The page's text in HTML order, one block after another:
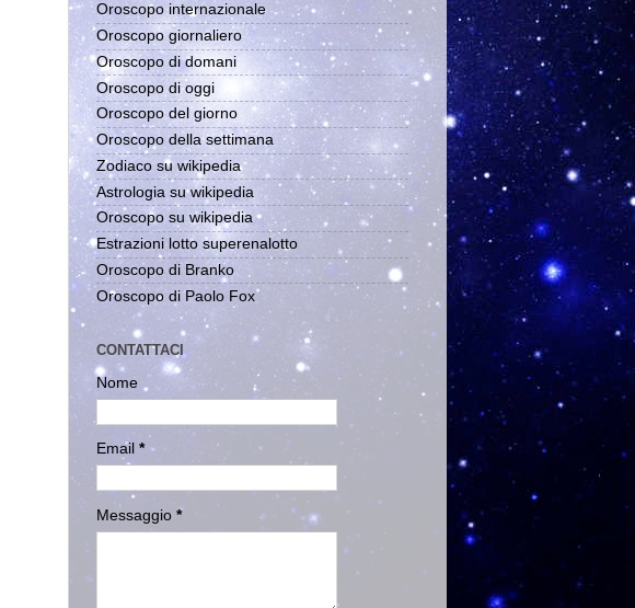
Oroscopo internazionale
Oroscopo giornaliero
Oroscopo di domani
Oroscopo di oggi
Oroscopo del giorno
Oroscopo della settimana
Zodiaco su wikipedia
Astrologia su wikipedia
Oroscopo su wikipedia
Estrazioni lotto superenalotto
Oroscopo di Branko
Oroscopo di Paolo Fox
CONTATTACI
Nome
Email *
Messaggio *